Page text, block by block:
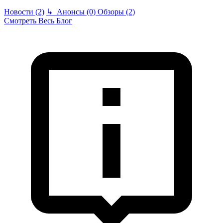
Новости (2) ↳ Анонсы (0) Обзоры (2)
Смотреть Весь Блог